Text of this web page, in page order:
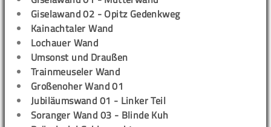
Giselawand 02 - Opitz Gedenkweg
Kainachtaler Wand
Lochauer Wand
Umsonst und Draußen
Trainmeuseler Wand
Großenoher Wand 01
Jubiläumswand 01 - Linker Teil
Soranger Wand 03 - Blinde Kuh